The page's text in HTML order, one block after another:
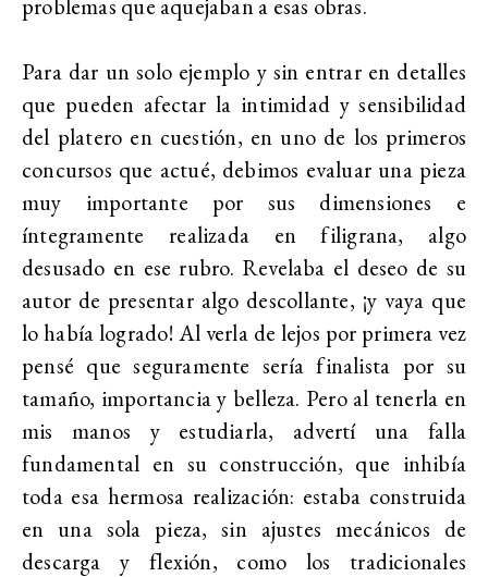
Para dar un solo ejemplo y sin entrar en detalles
que pueden afectar la intimidad y sensibilidad
del platero en cuestión, en uno de los primeros
concursos que actué, debimos evaluar una pieza
muy importante por sus dimensiones e
íntegramente realizada en filigrana, algo
desusado en ese rubro. Revelaba el deseo de su
autor de presentar algo descollante, ¡y vaya que
lo había logrado! Al verla de lejos por primera vez
pensé que seguramente sería finalista por su
tamaño, importancia y belleza. Pero al tenerla en
mis manos y estudiarla, advertí una falla
fundamental en su construcción, que inhibía
toda esa hermosa realización: estaba construida
en una sola pieza, sin ajustes mecánicos de
descarga y flexión, como los tradicionales